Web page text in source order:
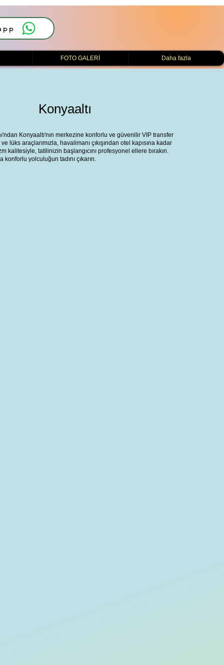
FOTO GALERİ Daha fazla
Konyaaltı
Konyaaltı'nın merkezine konforlu ve güvenilir VIP transfer
araçlarımızla, havalimanı çıkışından otel kapısına kadar
kalitesiyle, tatilinizin başlangıcını profesyonel ellere bırakın.
konforlu yolculuğun tadını çıkarın.